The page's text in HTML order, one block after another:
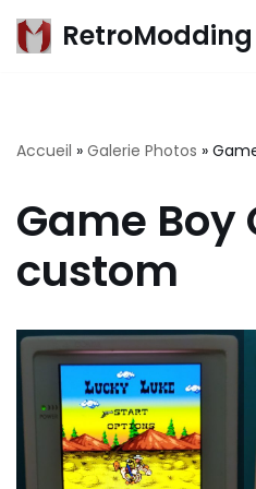
Aller
Accueil » Galerie Photos »
Game Boy
custom